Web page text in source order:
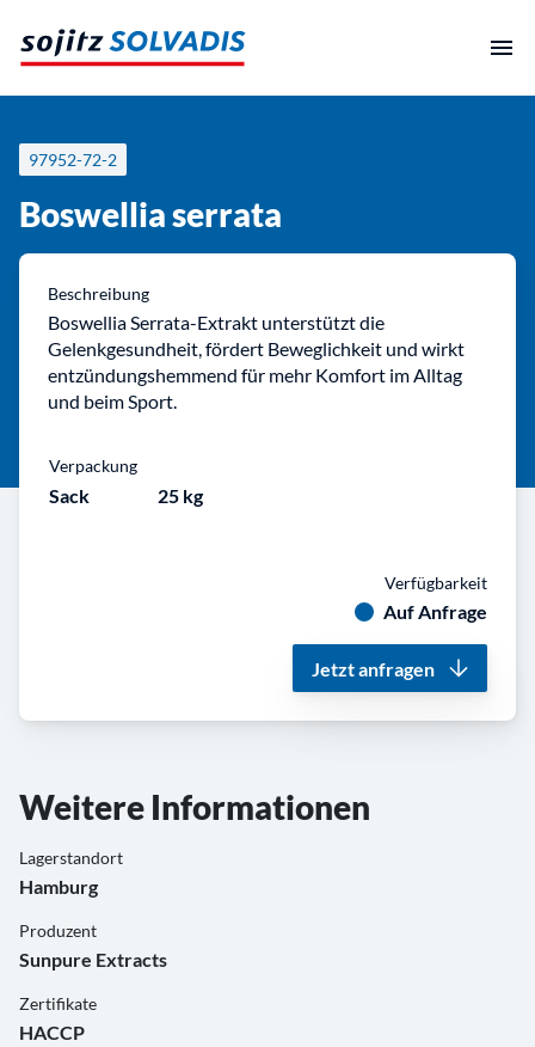
Inhalt
springen
97952-72-2
Boswellia serrata
Beschreibung
Boswellia Serrata-Extrakt unterstützt die
Gelenkgesundheit, fördert Beweglichkeit und wirkt
entzündungshemmend für mehr Komfort im Alltag
und beim Sport.
Verpackung
Sack 25 kg
Verfügbarkeit
Auf Anfrage
Jetzt anfragen
Weitere Informationen
Lagerstandort
Hamburg
Produzent
Sunpure Extracts
Zertifikate
HACCP